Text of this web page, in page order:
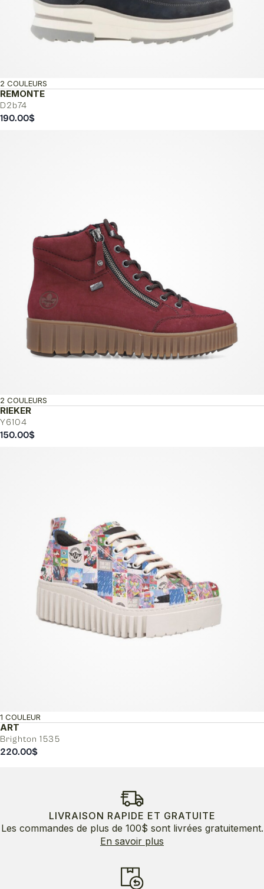
REMONTE
D2b74
2 COULEURS
190.00$
RIEKER
Y6104
2 COULEURS
150.00$
ART
Brighton 1535
1 COULEUR
220.00$
LIVRAISON RAPIDE ET GRATUITE
Les commandes de plus de 100$ sont livrées gratuitement.
En savoir plus